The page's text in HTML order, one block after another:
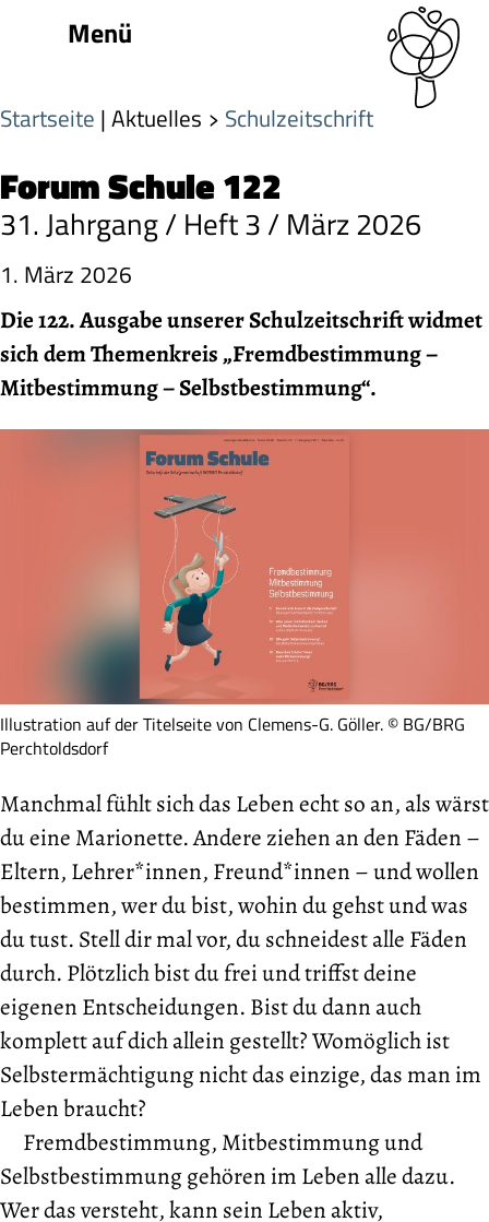
Menü
Startseite | Aktuelles Schulzeitschrift
Forum Schule 122
31. Jahrgang / Heft 3 / März 2026
1. März 2026
Die 122. Ausgabe unserer Schulzeitschrift widmet
sich dem Themenkreis „Fremdbestimmung –
Mitbestimmung – Selbstbestimmung“.
Illustration auf der Titelseite von Clemens-G. Göller. © BG/BRG
Perchtoldsdorf
Manchmal fühlt sich das Leben echt so an, als wärst
du eine Marionette. Andere ziehen an den Fäden –
Eltern, Lehrer*innen, Freund*innen – und wollen
bestimmen, wer du bist, wohin du gehst und was
du tust. Stell dir mal vor, du schneidest alle Fäden
durch. Plötzlich bist du frei und triffst deine
eigenen Entscheidungen. Bist du dann auch
komplett auf dich allein gestellt? Womöglich ist
Selbstermächtigung nicht das einzige, das man im
Leben braucht?
Fremdbestimmung, Mitbestimmung und
Selbstbestimmung gehören im Leben alle dazu.
Wer das versteht, kann sein Leben aktiv,